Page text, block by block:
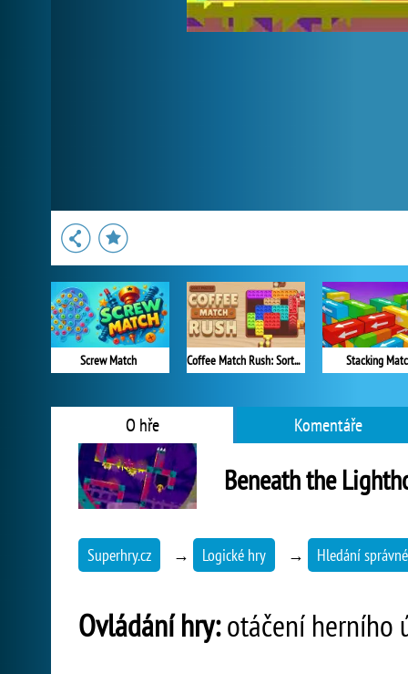
Screw Match Coffee Match Rush: Sort Puzzle Stacking
O hře Komentáře
Beneath the
Superhry.cz → Logické hry → Hledání
Ovládání hry:otáčení herního